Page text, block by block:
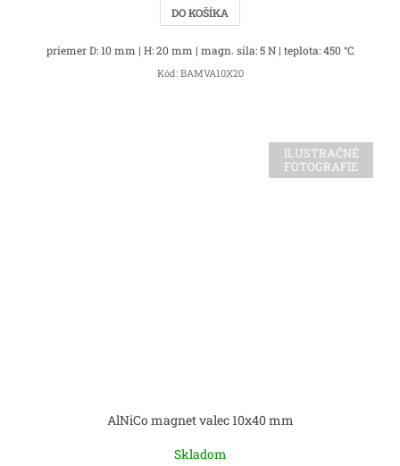
DO KOŠÍKA
priemer D: 10 mm | H: 20 mm | magn. sila: 5 N | teplota: 450 °C
Kód: BAMVA10X20
ILUSTRAČNÉ
FOTOGRAFIE
AlNiCo magnet valec 10x40 mm
Skladom